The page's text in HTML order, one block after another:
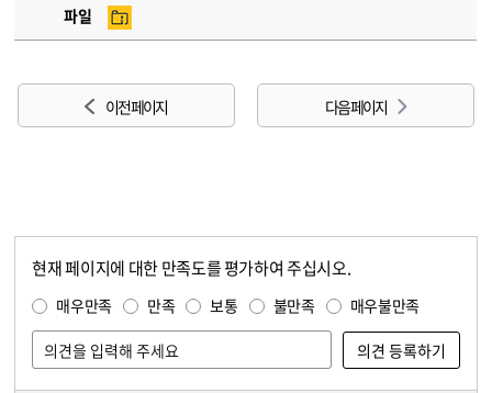
파일
이전 페이지 다음 페이지
현재 페이지에 대한 만족도를 평가하여 주십시오.
매우만족 만족 보통 불만족 매우불만족